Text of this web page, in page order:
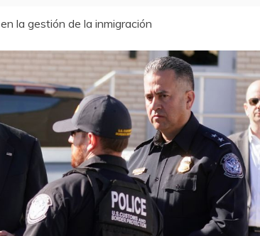
la gestión de la inmigración